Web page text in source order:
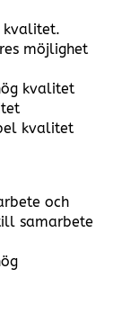
kvalitet.
möjlighet
kvalitet
kvalitet
och
samarbete